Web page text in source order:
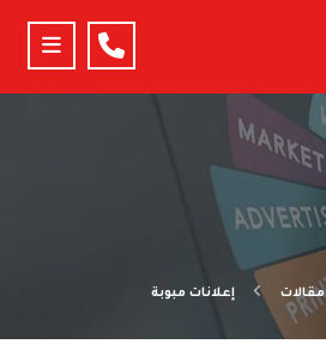
مقالات إعلانات مبوبة